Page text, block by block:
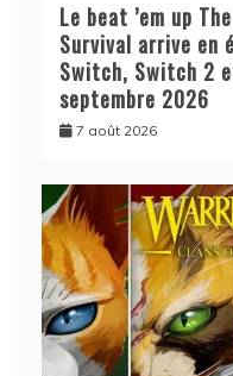
Le beat ’em up
Survival arrive en
Switch, Switch 2
septembre 2026
7 août 2026